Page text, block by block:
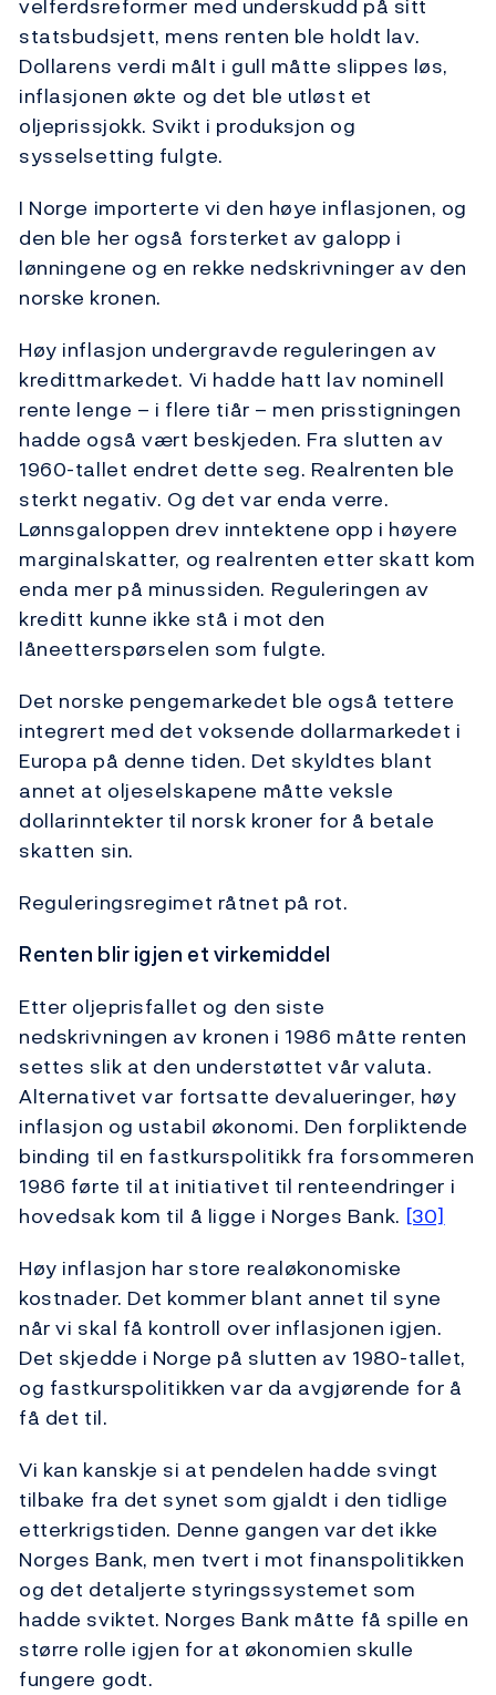
statsbudsjett, mens renten ble holdt lav.
Dollarens verdi målt i gull måtte slippes løs,
inflasjonen økte og det ble utløst et
oljeprissjokk. Svikt i produksjon og
sysselsetting fulgte.
I Norge importerte vi den høye inflasjonen, og
den ble her også forsterket av galopp i
lønningene og en rekke nedskrivninger av den
norske kronen.
Høy inflasjon undergravde reguleringen av
kredittmarkedet. Vi hadde hatt lav nominell
rente lenge – i flere tiår – men prisstigningen
hadde også vært beskjeden. Fra slutten av
1960-tallet endret dette seg. Realrenten ble
sterkt negativ. Og det var enda verre.
Lønnsgaloppen drev inntektene opp i høyere
marginalskatter, og realrenten etter skatt kom
enda mer på minussiden. Reguleringen av
kreditt kunne ikke stå i mot den
låneetterspørselen som fulgte.
Det norske pengemarkedet ble også tettere
integrert med det voksende dollarmarkedet i
Europa på denne tiden. Det skyldtes blant
annet at oljeselskapene måtte veksle
dollarinntekter til norsk kroner for å betale
skatten sin.
Reguleringsregimet råtnet på rot.
Renten blir igjen et virkemiddel
Etter oljeprisfallet og den siste
nedskrivningen av kronen i 1986 måtte renten
settes slik at den understøttet vår valuta.
Alternativet var fortsatte devalueringer, høy
inflasjon og ustabil økonomi. Den forpliktende
binding til en fastkurspolitikk fra forsommeren
1986 førte til at initiativet til renteendringer i
hovedsak kom til å ligge i Norges Bank. [30]
Høy inflasjon har store realøkonomiske
kostnader. Det kommer blant annet til syne
når vi skal få kontroll over inflasjonen igjen.
Det skjedde i Norge på slutten av 1980-tallet,
og fastkurspolitikken var da avgjørende for å
få det til.
Vi kan kanskje si at pendelen hadde svingt
tilbake fra det synet som gjaldt i den tidlige
etterkrigstiden. Denne gangen var det ikke
Norges Bank, men tvert i mot finanspolitikken
og det detaljerte styringssystemet som
hadde sviktet. Norges Bank måtte få spille en
større rolle igjen for at økonomien skulle
fungere godt.